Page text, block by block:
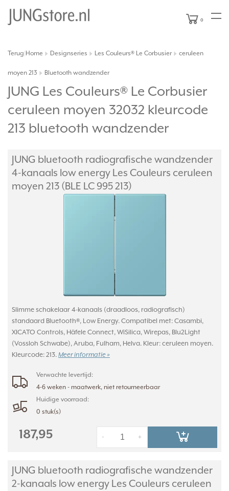
0
Terug Home Designseries Les Couleurs® Le Corbusier ceruleen
moyen 213 Bluetooth wandzender
JUNG Les Couleurs® Le Corbusier
ceruleen moyen 32032 kleurcode
213 bluetooth wandzender
JUNG bluetooth radiografische wandzender
4-kanaals low energy Les Couleurs ceruleen
moyen 213 (BLE LC 995 213)
Slimme schakelaar 4-kanaals (draadloos, radiografisch)
standaard Bluetooth®, Low Energy. Compatibel met: Casambi,
XICATO Controls, Häfele Connect, WiSilica, Wirepas, Blu2Light
(Vossloh Schwabe), Aruba, Fulham, Helva. Kleur: ceruleen moyen.
Kleurcode: 213. Meer informatie »
Verwachte levertijd:
4-6 weken - maatwerk, niet retourneerbaar
Huidige voorraad:
0 stuk(s)
187,95 +
-
JUNG bluetooth radiografische wandzender
2-kanaals low energy Les Couleurs ceruleen